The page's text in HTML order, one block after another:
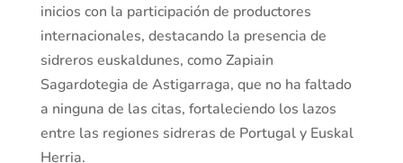
inicios con la participación de productores
internacionales, destacando la presencia de
sidreros euskaldunes, como Zapiain
Sagardotegia de Astigarraga, que no ha faltado
a ninguna de las citas, fortaleciendo los lazos
entre las regiones sidreras de Portugal y Euskal
Herria.